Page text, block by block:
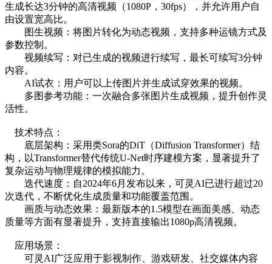
生成长达3分钟的高清视频（1080P，30fps），并允许用户自
由设置宽高比。
图生视频：将图片转化为动态视频，支持多种运镜方式及
参数控制。
视频续写：对已生成的视频进行续写，最长可续写3分钟
内容。
AI试衣：用户可以上传图片并生成试穿效果的视频。
多图参考功能：一次融合多张图片生成视频，提升创作灵
活性。
技术特点：
底层架构：采用类Sora的DiT（Diffusion Transformer）结
构，以Transformer替代传统U-Net时序建模方案，显著提升了
复杂运动与物理规律的模拟能力。
迭代速度：自2024年6月发布以来，可灵AI已进行超过20
次迭代，不断优化生成质量和功能覆盖范围。
画质与动态效果：最新版本的1.5模型在画面美感、动态
质量等方面有显著提升，支持直接输出1080p高清视频。
应用场景：
可灵AI广泛应用于影视制作、游戏研发、社交媒体内容